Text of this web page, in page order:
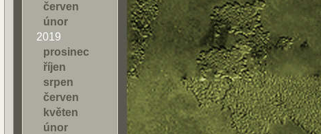
červen
únor
2019
prosinec
říjen
srpen
červen
květen
únor